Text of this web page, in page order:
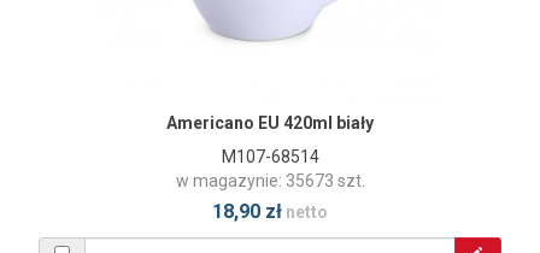
Americano EU 420ml biały
M107-68514
w magazynie: 35673 szt.
18,90 zł netto